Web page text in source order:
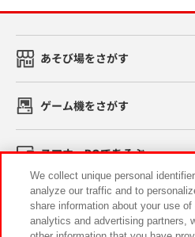
あそび場をさがす
ゲーム機をさがす
スマホ・PCであそぶ
イベント・キャンペーン
We collect unique personal
analyze our traffic and to
share information about your use
analytics and advertising partners,